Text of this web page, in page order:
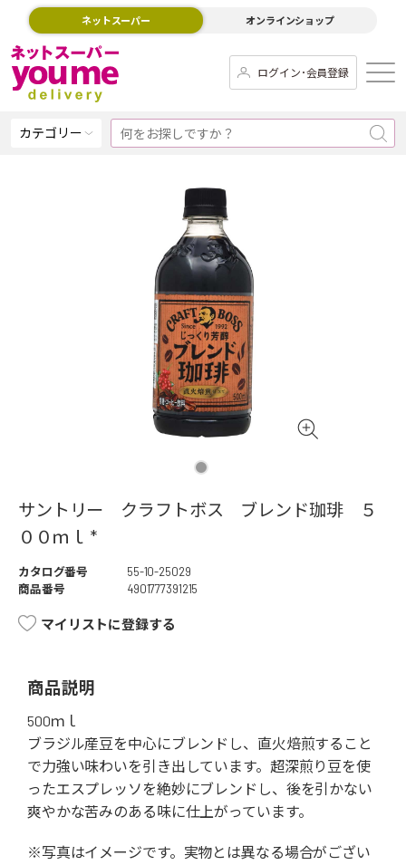
ネットスーパー オンラインショップ
ログイン･会員登録
カテゴリー
サントリー クラフトボス ブレンド珈琲 ５
００ｍｌ *
カタログ番号
55-10-25029
商品番号
4901777391215
マイリストに登録する
商品説明
500ｍｌ
ブラジル産豆を中心にブレンドし、直火焙煎すること
で力強い味わいを引き出しています。超深煎り豆を使
ったエスプレッソを絶妙にブレンドし、後を引かない
爽やかな苦みのある味に仕上がっています。
※写真はイメージです。実物とは異なる場合がござい